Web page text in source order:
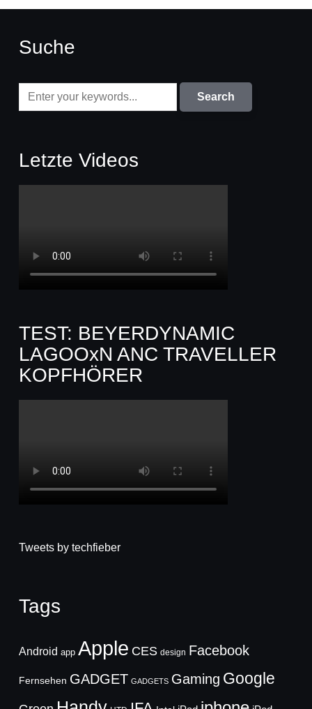
Suche
Letzte Videos
TEST: BEYERDYNAMIC
LAGOOxN ANC TRAVELLER
KOPFHÖRER
Tweets by techfieber
Tags
Android app Apple CES design Facebook
Fernsehen GADGET GADGETS Gaming Google